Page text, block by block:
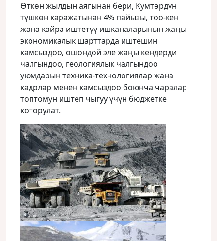
Өткөн жылдын аягынан бери, Кумтөрдүн
түшкөн каражатынан 4% пайызы, тоо-кен
жана кайра иштетүү ишканаларынын жаңы
экономикалык шарттарда иштешин
камсыздоо, ошондой эле жаңы кендерди
чалгындоо, геологиялык чалгындоо
уюмдарын техника-технологиялар жана
кадрлар менен камсыздоо боюнча чаралар
топтомун иштеп чыгуу үчүн бюджетке
которулат.